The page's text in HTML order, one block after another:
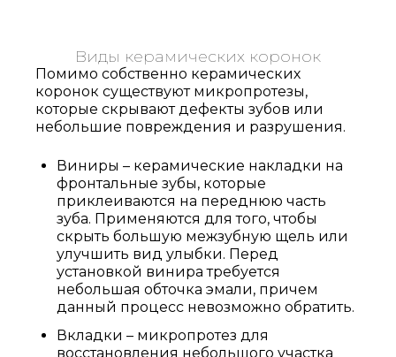
Записаться
на приём
Виды керамических коронок
Помимо собственно керамических
коронок существуют микропротезы,
которые скрывают дефекты зубов или
небольшие повреждения и разрушения.
Виниры – керамические накладки на
фронтальные зубы, которые
приклеиваются на переднюю часть
зуба. Применяются для того, чтобы
скрыть большую межзубную щель или
улучшить вид улыбки. Перед
установкой винира требуется
небольшая обточка эмали, причем
данный процесс невозможно обратить.
Вкладки – микропротез для
восстановления небольшого участка